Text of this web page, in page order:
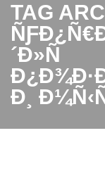
TAG
´Ð»Ñ
Ð¸